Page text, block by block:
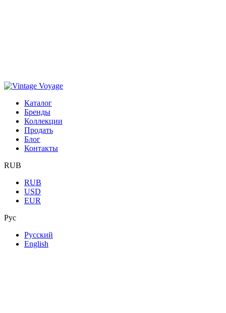
Каталог
Бренды
Коллекции
Продать
Блог
Контакты
RUB
RUB
USD
EUR
Рус
Русский
English